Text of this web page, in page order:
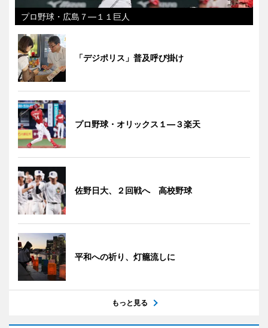
プロ野球・広島７―１１巨人
「デジポリス」普及呼び掛け
プロ野球・オリックス１―３楽天
佐野日大、２回戦へ 高校野球
平和への祈り、灯籠流しに
もっと見る